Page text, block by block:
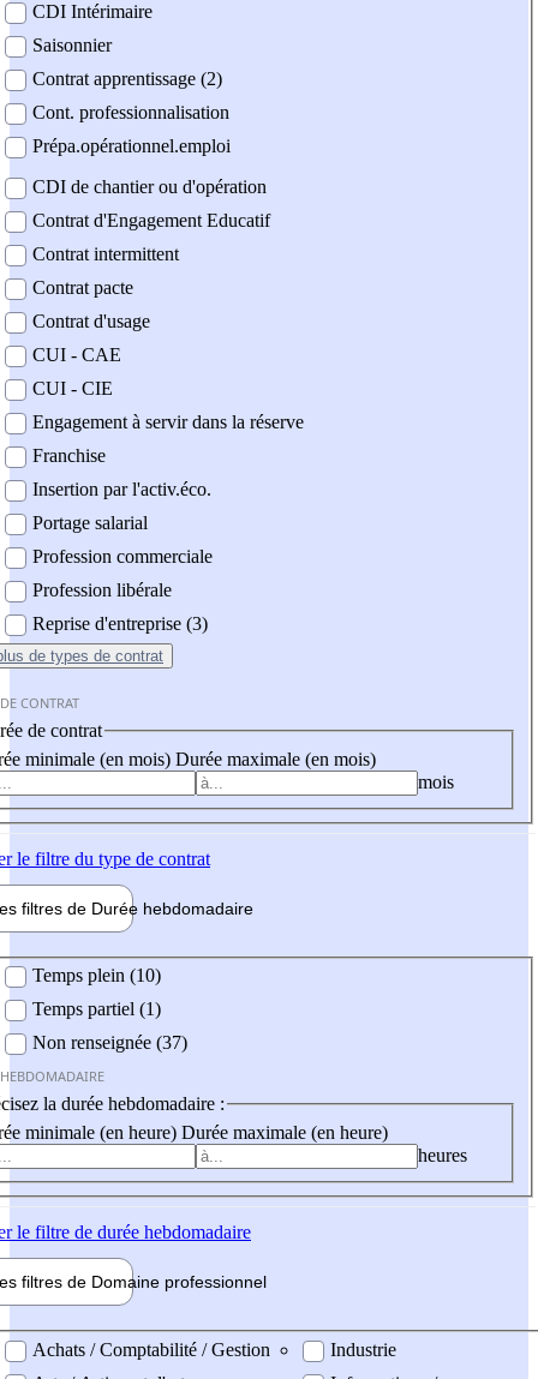
CDI Intérimaire
Saisonnier
Contrat apprentissage (2)
Cont. professionnalisation
Prépa.opérationnel.emploi
CDI de chantier ou d'opération
Contrat d'Engagement Educatif
Contrat intermittent
Contrat pacte
Contrat d'usage
CUI - CAE
CUI - CIE
Engagement à servir dans la réserve
Franchise
Insertion par l'activ.éco.
Portage salarial
Profession commerciale
Profession libérale
Reprise d'entreprise (3)
de types de contrat
CONTRAT
de contrat
minimale (en mois) Durée maximale (en mois)
mois
le filtre du type de contrat
filtres de Durée hebdomadaire
Temps plein (10)
Temps partiel (1)
Non renseignée (37)
la durée hebdomadaire :
minimale (en heure) Durée maximale (en heure)
heures
le filtre de durée hebdomadaire
filtres de Domaine professionnel
professionel
Achats / Comptabilité / Gestion
Industrie